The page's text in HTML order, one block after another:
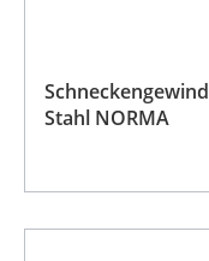
Stahl NORMA